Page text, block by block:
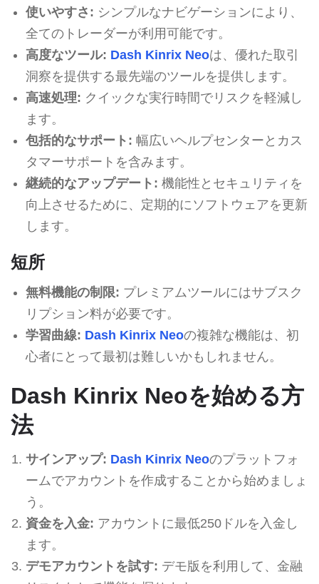
使いやすさ: シンプルなナビゲーションにより、
全てのトレーダーが利用可能です。
高度なツール: Dash Kinrix Neoは、優れた取引
洞察を提供する最先端のツールを提供します。
高速処理: クイックな実行時間でリスクを軽減し
ます。
包括的なサポート: 幅広いヘルプセンターとカス
タマーサポートを含みます。
継続的なアップデート: 機能性とセキュリティを
向上させるために、定期的にソフトウェアを更新
します。
短所
無料機能の制限: プレミアムツールにはサブスク
リプション料が必要です。
学習曲線: Dash Kinrix Neoの複雑な機能は、初
心者にとって最初は難しいかもしれません。
Dash Kinrix Neoを始める方
法
サインアップ: Dash Kinrix Neoのプラットフォ
ームでアカウントを作成することから始めましょ
う。
資金を入金: アカウントに最低250ドルを入金し
ます。
デモアカウントを試す: デモ版を利用して、金融